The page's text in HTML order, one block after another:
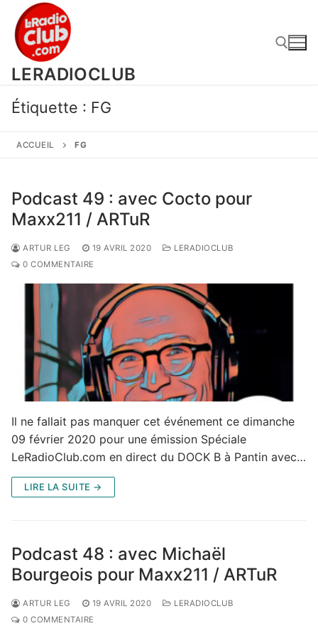
contenu
LERADIOCLUB
Étiquette : FG
ACCUEIL FG
Podcast 49 : avec Cocto pour
Maxx211 / ARTuR
ARTUR LEG 19 AVRIL 2020
LERADIOCLUB
0 COMMENTAIRE
Il ne fallait pas manquer cet événement ce dimanche
09 février 2020 pour une émission Spéciale
LeRadioClub.com en direct du DOCK B à Pantin avec…
LIRE LA SUITE →
Podcast 48 : avec Michaël
Bourgeois pour Maxx211 / ARTuR
ARTUR LEG 19 AVRIL 2020
LERADIOCLUB
0 COMMENTAIRE